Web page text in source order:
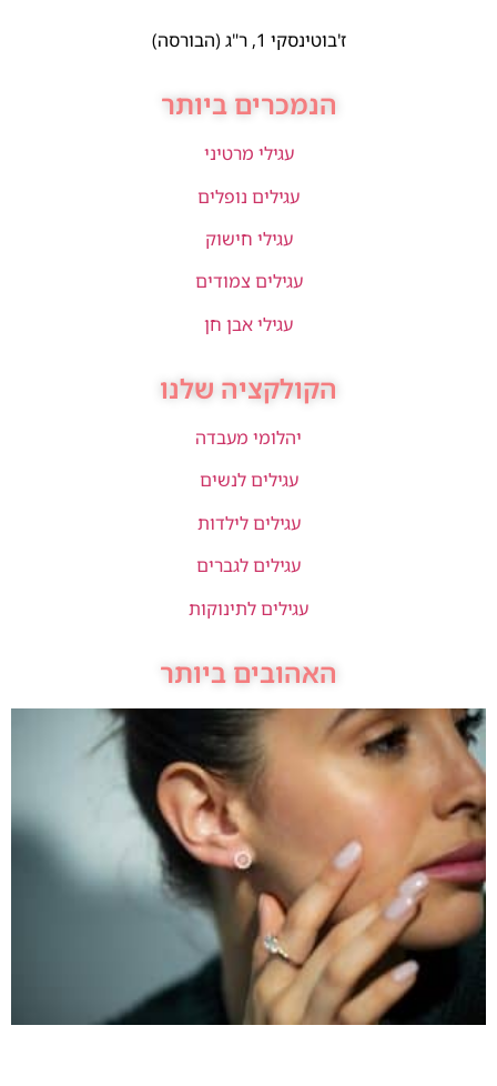
ז'בוטינסקי 1, ר"ג (הבורסה)
הנמכרים ביותר
עגילי מרטיני
עגילים נופלים
עגילי חישוק
עגילים צמודים
עגילי אבן חן
הקולקציה שלנו
יהלומי מעבדה
עגילים לנשים
עגילים לילדות
עגילים לגברים
עגילים לתינוקות
האהובים ביותר